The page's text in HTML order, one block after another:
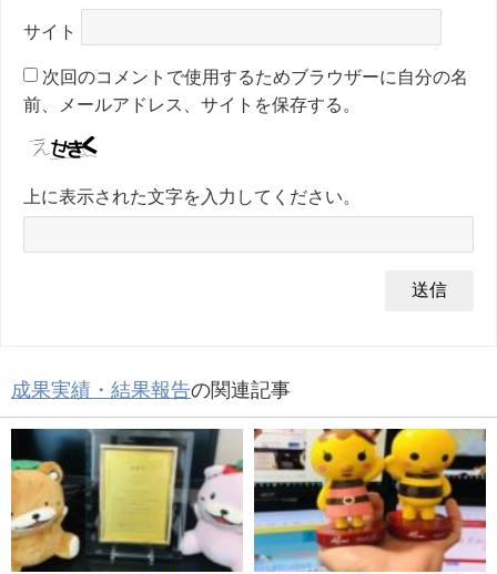
サイト
次回のコメントで使用するためブラウザーに自分の名
前、メールアドレス、サイトを保存する。
上に表示された文字を入力してください。
成果実績・結果報告の関連記事